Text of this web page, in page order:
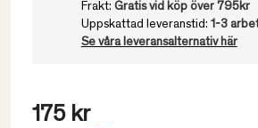
Frakt: Gratis vid köp över 795kr
Uppskattad leveranstid: 1-3
Se våra leveransalternativ här
175 kr